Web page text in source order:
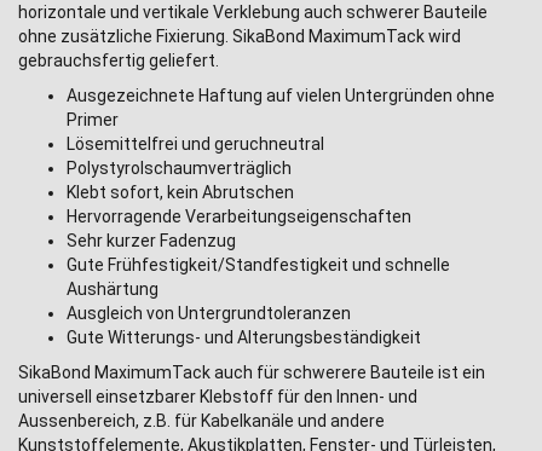
horizontale und vertikale Verklebung auch schwerer Bauteile
ohne zusätzliche Fixierung. SikaBond MaximumTack wird
gebrauchsfertig geliefert.
Ausgezeichnete Haftung auf vielen Untergründen ohne
Primer
Lösemittelfrei und geruchneutral
Polystyrolschaumverträglich
Klebt sofort, kein Abrutschen
Hervorragende Verarbeitungseigenschaften
Sehr kurzer Fadenzug
Gute Frühfestigkeit/Standfestigkeit und schnelle
Aushärtung
Ausgleich von Untergrundtoleranzen
Gute Witterungs- und Alterungsbeständigkeit
SikaBond MaximumTack auch für schwerere Bauteile ist ein
universell einsetzbarer Klebstoff für den Innen- und
Aussenbereich, z.B. für Kabelkanäle und andere
Kunststoffelemente, Akustikplatten, Fenster- und Türleisten,